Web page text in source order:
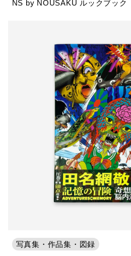
NS by NOUSAKU ルックブック
写真集・作品集・図録